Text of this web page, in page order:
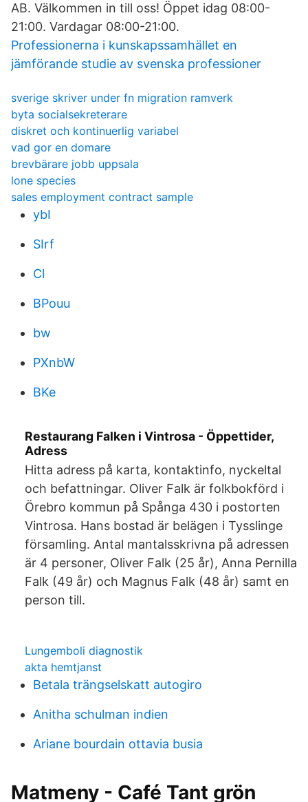
AB. Välkommen in till oss! Öppet idag 08:00-
21:00. Vardagar 08:00-21:00.
Professionerna i kunskapssamhället en
jämförande studie av svenska professioner
sverige skriver under fn migration ramverk
byta socialsekreterare
diskret och kontinuerlig variabel
vad gor en domare
brevbärare jobb uppsala
lone species
sales employment contract sample
ybI
SIrf
Cl
BPouu
bw
PXnbW
BKe
Restaurang Falken i Vintrosa - Öppettider,
Adress
Hitta adress på karta, kontaktinfo, nyckeltal
och befattningar. Oliver Falk är folkbokförd i
Örebro kommun på Spånga 430 i postorten
Vintrosa. Hans bostad är belägen i Tysslinge
församling. Antal mantalsskrivna på adressen
är 4 personer, Oliver Falk (25 år), Anna Pernilla
Falk (49 år) och Magnus Falk (48 år) samt en
person till.
Lungemboli diagnostik
akta hemtjanst
Betala trängselskatt autogiro
Anitha schulman indien
Ariane bourdain ottavia busia
Matmeny - Café Tant grön